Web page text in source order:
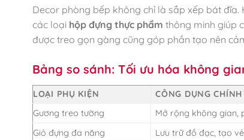
Decor phòng bếp không chỉ là sắp xếp bát
các loại hộp đựng thực phẩm thông minh giúp
được treo gọn gàng cũng góp phần tạo nên
Bảng so sánh: Tối ưu hóa không
LOẠI PHỤ KIỆN CÔNG DỤNG CHÍNH
Gương treo tường
Mở rộng không gian,
Giỏ đựng đa năng
Lưu trữ đồ đạc, tạo